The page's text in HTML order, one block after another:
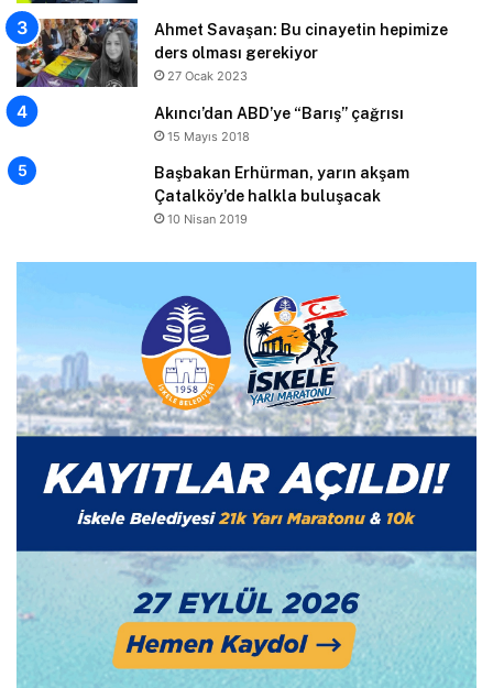
Ahmet Savaşan: Bu cinayetin hepimize
ders olması gerekiyor
27 Ocak 2023
Akıncı’dan ABD’ye “Barış” çağrısı
15 Mayıs 2018
Başbakan Erhürman, yarın akşam
Çatalköy’de halkla buluşacak
10 Nisan 2019